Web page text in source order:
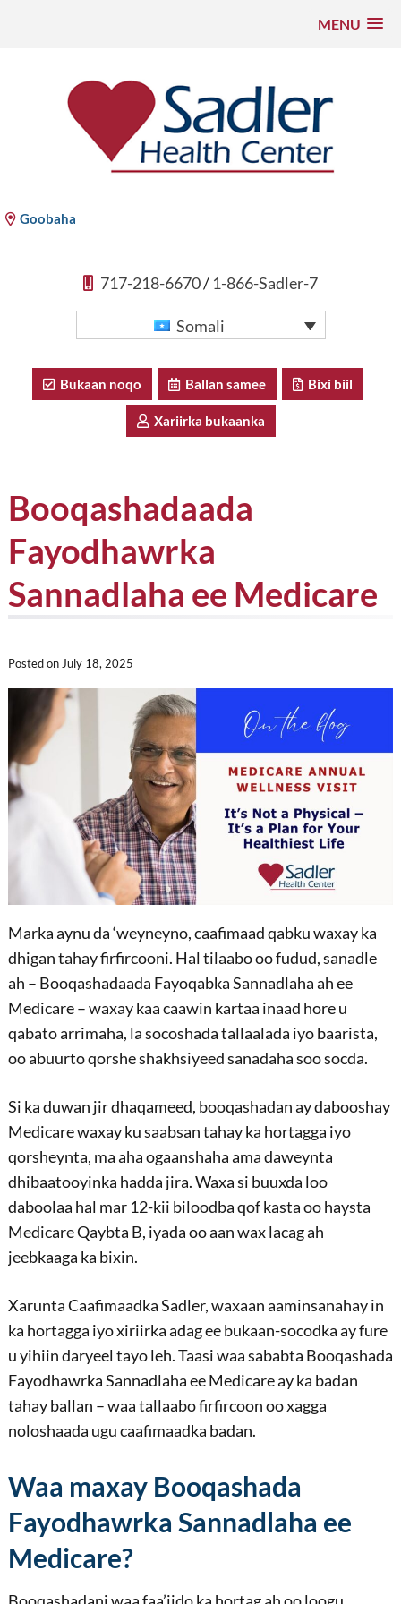
MENU
Goobaha
717-218-6670/ 1-866-Sadler-7
Somali
Bukaan noqo Ballan samee Bixi biil
Xariirka bukaanka
Booqashadaada
Fayodhawrka
Sannadlaha ee Medicare
Posted on July 18, 2025
Marka aynu da ‘weyneyno, caafimaad qabku waxay ka
dhigan tahay firfircooni. Hal tilaabo oo fudud, sanadle
ah – Booqashadaada Fayoqabka Sannadlaha ah ee
Medicare – waxay kaa caawin kartaa inaad hore u
qabato arrimaha, la socoshada tallaalada iyo baarista,
oo abuurto qorshe shakhsiyeed sanadaha soo socda.
Si ka duwan jir dhaqameed, booqashadan ay dabooshay
Medicare waxay ku saabsan tahay ka hortagga iyo
qorsheynta, ma aha ogaanshaha ama daweynta
dhibaatooyinka hadda jira. Waxa si buuxda loo
daboolaa hal mar 12-kii biloodba qof kasta oo haysta
Medicare Qaybta B, iyada oo aan wax lacag ah
jeebkaaga ka bixin.
Xarunta Caafimaadka Sadler, waxaan aaminsanahay in
ka hortagga iyo xiriirka adag ee bukaan-socodka ay fure
u yihiin daryeel tayo leh. Taasi waa sababta Booqashada
Fayodhawrka Sannadlaha ee Medicare ay ka badan
tahay ballan – waa tallaabo firfircoon oo xagga
noloshaada ugu caafimaadka badan.
Waa maxay Booqashada
Fayodhawrka Sannadlaha ee
Medicare?